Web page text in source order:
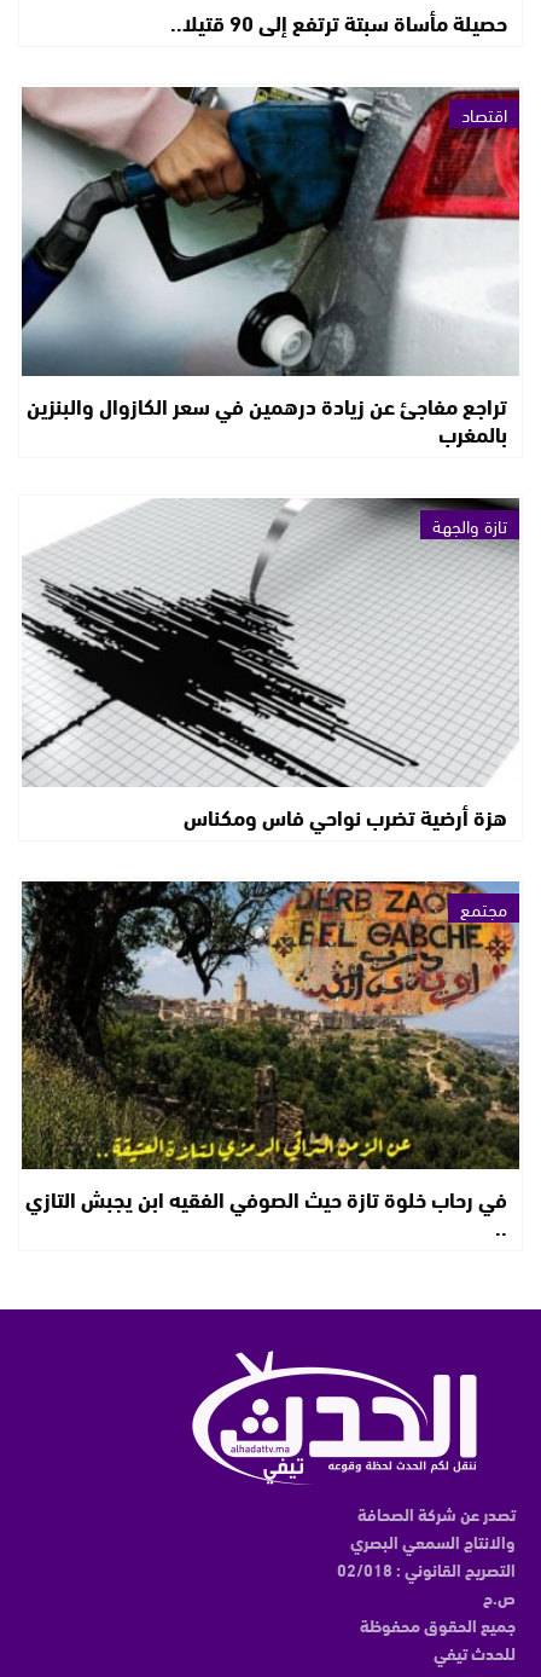
حصيلة مأساة سبتة ترتفع إلى 90 قتيلا..
اقتصاد
تراجع مفاجئ عن زيادة درهمين في سعر الكازوال والبنزين
بالمغرب
تازة والجهة
هزة أرضية تضرب نواحي فاس ومكناس
مجتمع
في رحاب خلوة تازة حيث الصوفي الفقيه ابن يجبش التازي
..
تصدر عن شركة الصحافة
والانتاج السمعي البصري
التصريح القانوني : 02/018
ص.ح
جميع الحقوق محفوظة
للحدث تيفي